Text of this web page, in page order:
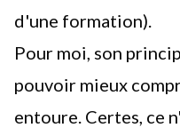
d'une formation).
Pour moi, son
pouvoir mieux
entoure. Certes, ce